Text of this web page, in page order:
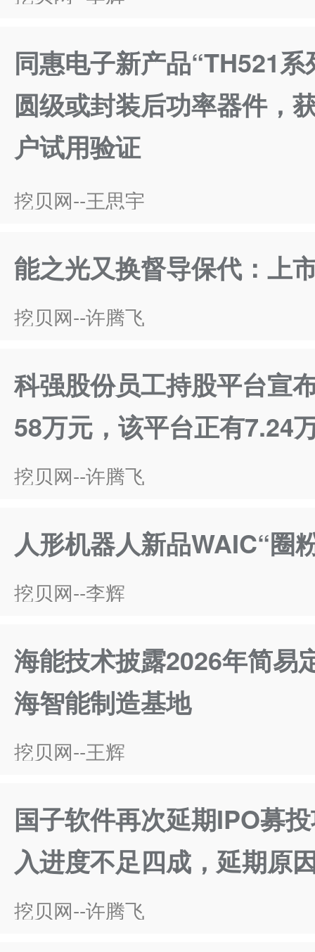
同惠电子新产品“TH521
圆级或封装后功率器件，
户试用验证
挖贝网--王思宇
能之光又换督导保代：上
挖贝网--许腾飞
科强股份员工持股平台宣
58万元，该平台正有7.24
挖贝网--许腾飞
人形机器人新品WAIC“圈
挖贝网--李辉
海能技术披露2026年简易
海智能制造基地
挖贝网--王辉
国子软件再次延期IPO募
入进度不足四成，延期原
挖贝网--许腾飞